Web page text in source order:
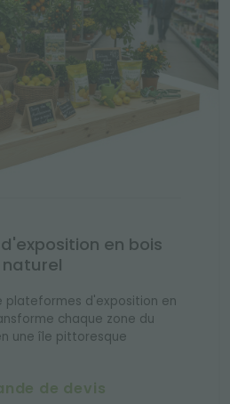
en bois
naturel
plateformes d'exposition en
chaque zone du
une île pittoresque
de devis